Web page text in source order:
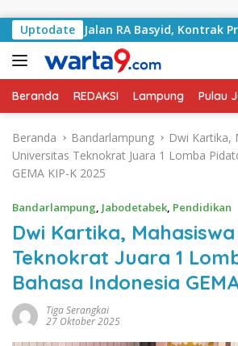
Uptodate
Jalan RA Basyid, Kontrak Proyek
Beranda REDAKSI Lampung Pulau
Beranda Bandarlampung
Dwi Kartika,
Universitas Teknokrat Juara 1 Lomba
GEMA KIP-K 2025
Bandarlampung, Jabodetabek, Pendidikan
Dwi Kartika,
Teknokrat Juara 1
Bahasa Indonesia
Tiga Serangkai
27 Oktober 2025